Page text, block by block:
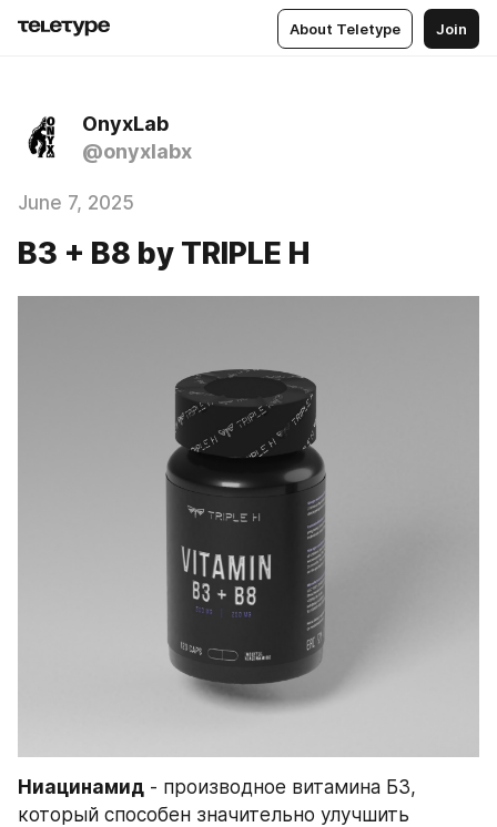
About Teletype Join
OnyxLab
@onyxlabx
June 7, 2025
B3 + B8 by TRIPLE H
Ниацинамид - производное витамина Б3,
который способен значительно улучшить